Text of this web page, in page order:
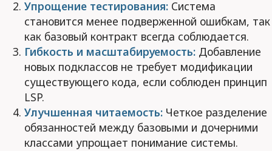
Упрощение тестирования: Система
становится менее подверженной ошибкам, так
как базовый контракт всегда соблюдается.
Гибкость и масштабируемость: Добавление
новых подклассов не требует модификации
существующего кода, если соблюден принцип
LSP.
Улучшенная читаемость: Четкое разделение
обязанностей между базовыми и дочерними
классами упрощает понимание системы.